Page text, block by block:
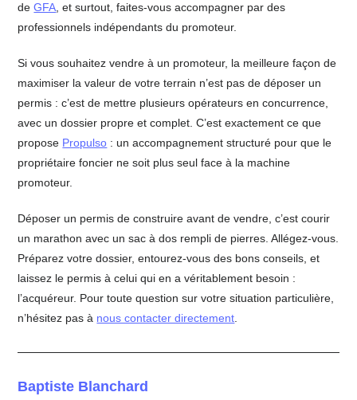
deGFA , et surtout, faites-vous accompagner par des
professionnels indépendants du promoteur.
Si vous souhaitez vendre à un promoteur, la meilleure façon de
maximiser la valeur de votre terrain n’est pas de déposer un
permis : c’est de mettre plusieurs opérateurs en concurrence,
avec un dossier propre et complet. C’est exactement ce que
propose Propulso : un accompagnement structuré pour que le
propriétaire foncier ne soit plus seul face à la machine
promoteur.
Déposer un permis de construire avant de vendre, c’est courir
un marathon avec un sac à dos rempli de pierres. Allégez-vous.
Préparez votre dossier, entourez-vous des bons conseils, et
laissez le permis à celui qui en a véritablement besoin :
l’acquéreur. Pour toute question sur votre situation particulière,
n’hésitez pas à nous contacter directement
Baptiste Blanchard